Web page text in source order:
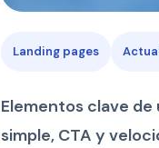
Landing pages
Elementos clave
simple, CTA y